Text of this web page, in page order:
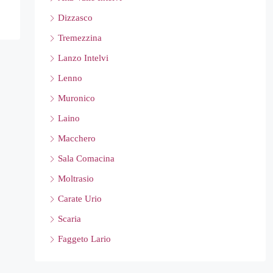
Dizzasco
Tremezzina
Lanzo Intelvi
Lenno
Muronico
Laino
Macchero
Sala Comacina
Moltrasio
Carate Urio
Scaria
Faggeto Lario